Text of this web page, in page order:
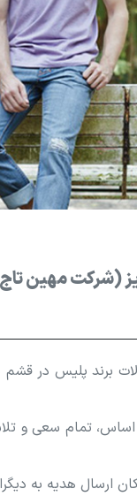
(شرکت مهین
را از تاریخ ۱۳۸۶/۱۱/۰۸ و
تمام سعی و
هدیه به